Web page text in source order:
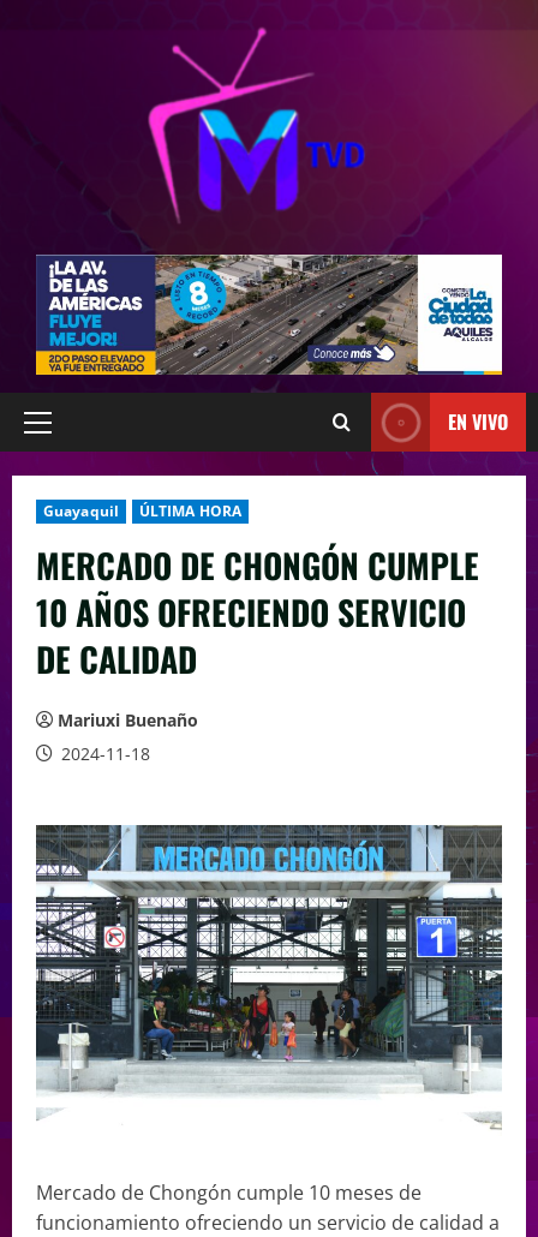
EN VIVO
Guayaquil ÚLTIMA HORA
MERCADO DE CHONGÓN CUMPLE
10 AÑOS OFRECIENDO SERVICIO
DE CALIDAD
Mariuxi Buenaño
2024-11-18
Mercado de Chongón cumple 10 meses de
funcionamiento ofreciendo un servicio de calidad a